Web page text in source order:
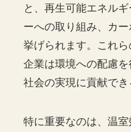
と、再生可能エネル
ーへの取り組み、カ
挙げられます。これら
企業は環境への配慮
社会の実現に貢献でき
特に重要なのは、温